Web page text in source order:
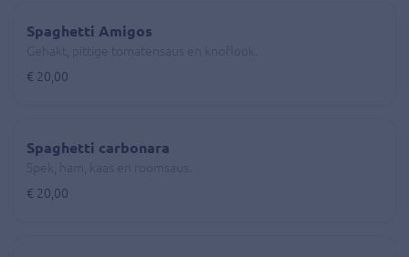
Spaghetti Amigos
€ 20,00
Spaghetti carbonara
€ 20,00